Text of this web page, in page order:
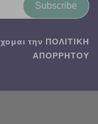
Subscribe
την ΠΟΛΙΤΙΚΗ
ΑΠΟΡΡΗΤΟΥ